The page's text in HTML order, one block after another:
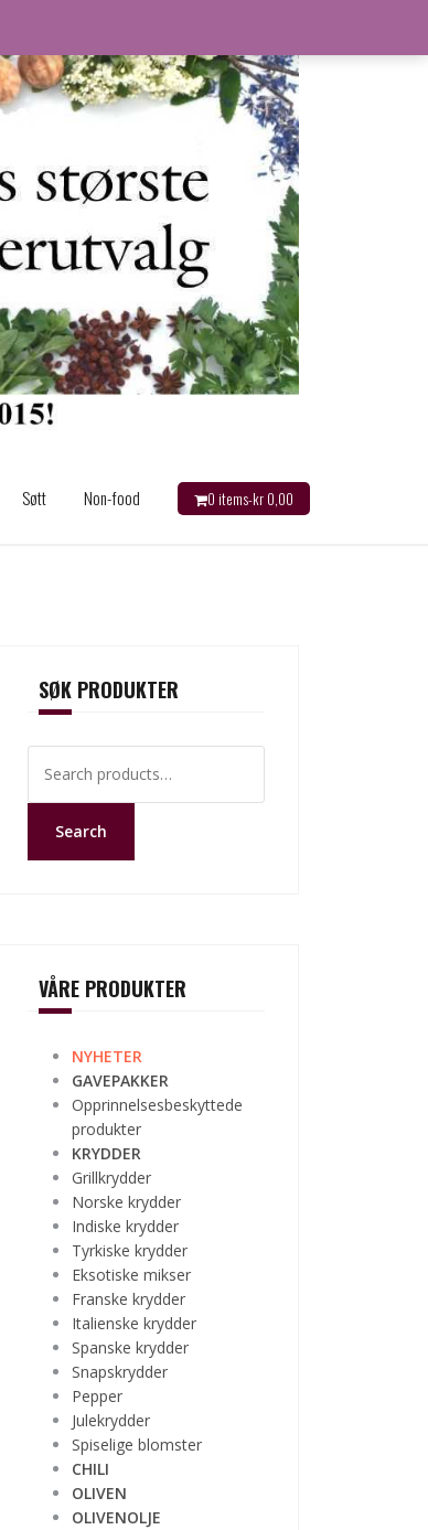
Søtt Non-food 0 items-kr0,00
SØK PRODUKTER
for:
Search
VÅRE PRODUKTER
NYHETER
GAVEPAKKER
Opprinnelsesbeskyttede
produkter
KRYDDER
Grillkrydder
Norske krydder
Indiske krydder
Tyrkiske krydder
Eksotiske mikser
Franske krydder
Italienske krydder
Spanske krydder
Snapskrydder
Pepper
Julekrydder
Spiselige blomster
CHILI
OLIVEN
OLIVENOLJE